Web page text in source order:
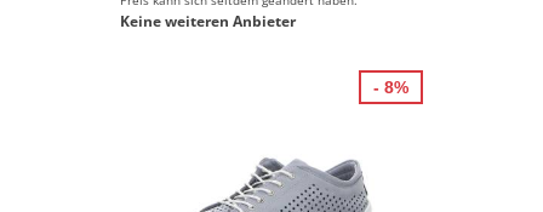
Keine weiteren Anbieter
- 8%